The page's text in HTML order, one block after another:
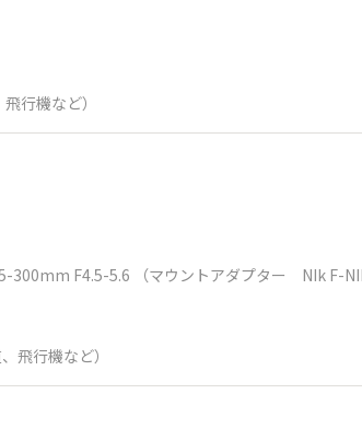
行機など）
F4.5-5.6 （マウントアダプター NIk F-
飛行機など）